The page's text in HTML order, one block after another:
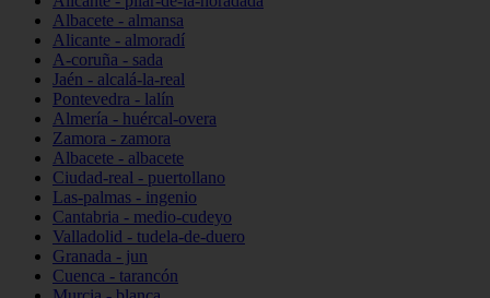
Albacete - almansa
Alicante - almoradí
A-coruña - sada
Jaén - alcalá-la-real
Pontevedra - lalín
Almería - huércal-overa
Zamora - zamora
Albacete - albacete
Ciudad-real - puertollano
Las-palmas - ingenio
Cantabria - medio-cudeyo
Valladolid - tudela-de-duero
Granada - jun
Cuenca - tarancón